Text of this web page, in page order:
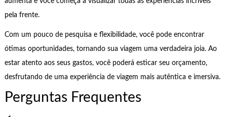
pela frente.
Com um pouco de pesquisa e flexibilidade, você pode encontrar
ótimas oportunidades, tornando sua viagem uma verdadeira joia. Ao
estar atento aos seus gastos, você poderá esticar seu orçamento,
desfrutando de uma experiência de viagem mais autêntica e imersiva.
Perguntas Frequentes